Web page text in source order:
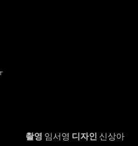
촬영 임서영 디자인 신상아